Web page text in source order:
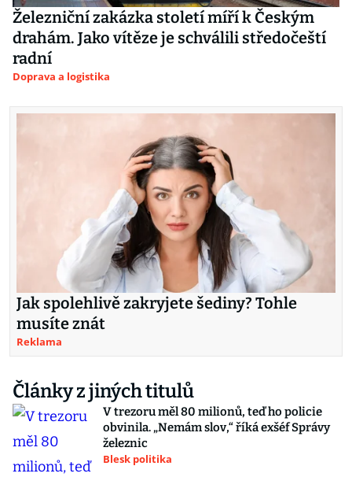
Železniční zakázka století míří k Českým
drahám. Jako vítěze je schválili středočeští
radní
Doprava a logistika
Jak spolehlivě zakryjete šediny? Tohle
musíte znát
Reklama
Články z jiných titulů
V trezoru měl 80 milionů, teď ho policie
obvinila. „Nemám slov,“ říká exšéf Správy
železnic
Blesk politika